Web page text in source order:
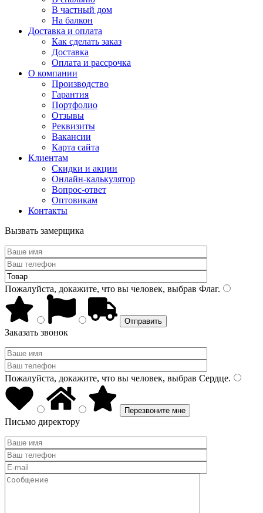
В частный дом
На балкон
Доставка и оплата
Как сделать заказ
Доставка
Оплата и рассрочка
О компании
Производство
Гарантия
Портфолио
Отзывы
Реквизиты
Вакансии
Карта сайта
Клиентам
Скидки и акции
Онлайн-калькулятор
Вопрос-ответ
Оптовикам
Контакты
Вызвать замерщика
Пожалуйста, докажите, что вы человек, выбрав Флаг.
Заказать звонок
Пожалуйста, докажите, что вы человек, выбрав Сердце.
Письмо директору